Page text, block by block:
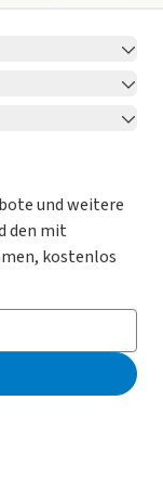
und weitere
den mit
kostenlos